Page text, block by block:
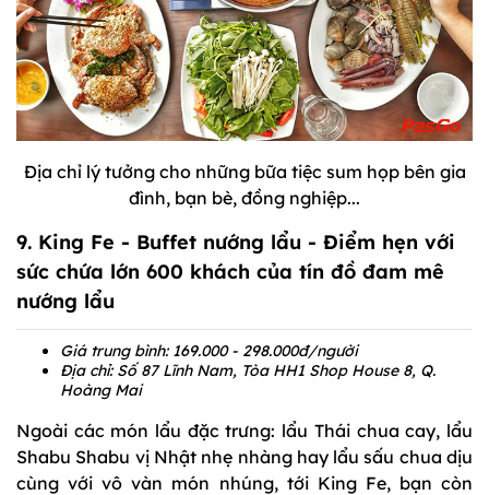
Địa chỉ lý tưởng cho những bữa tiệc sum họp bên gia
đình, bạn bè, đồng nghiệp...
9. King Fe - Buffet nướng lẩu - Điểm hẹn với
sức chứa lớn 600 khách của tín đồ đam mê
nướng lẩu
Giá trung bình: 169.000 - 298.000đ/người
Địa chỉ: Số 87 Lĩnh Nam, Tòa HH1 Shop House 8, Q.
Hoàng Mai
Ngoài các món lẩu đặc trưng: lẩu Thái chua cay, lẩu
Shabu Shabu vị Nhật nhẹ nhàng hay lẩu sấu chua dịu
cùng với vô vàn món nhúng, tới King Fe, bạn còn